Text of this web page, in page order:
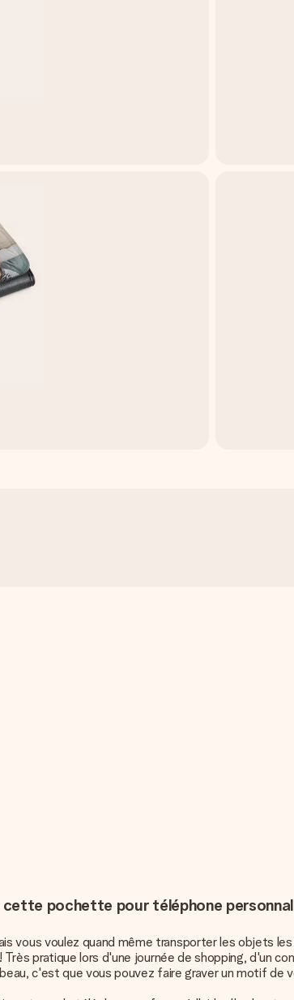
pochette pour téléphone
vous voulez quand même transporter les
pratique lors d'une journée de shopping, d'un
c'est que vous pouvez faire graver un motif de